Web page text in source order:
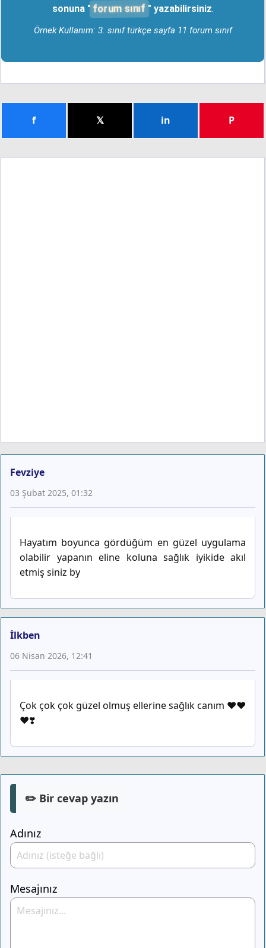
sonuna " forum sınıf " yazabilirsiniz.
Örnek Kullanım: 3. sınıf türkçe sayfa 11 forum sınıf
f 𝕏 in P
Fevziye
03 Şubat 2025, 01:32
Hayatım boyunca gördüğüm en güzel uygulama
olabilir yapanın eline koluna sağlık iyikide akıl
etmiş siniz by
İlkben
06 Nisan 2026, 12:41
Çok çok çok güzel olmuş ellerine sağlık canım ❤️❤️
❤️❣️
✏️ Bir cevap yazın
Adınız
Mesajınız